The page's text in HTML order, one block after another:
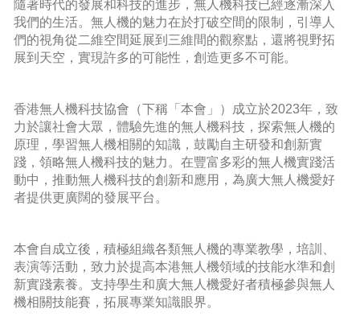
隨著時代的發展和科技的進步，無人機科技已經逐漸深入
我們的生活。無人機的魅力在於打破空間的限制，引導人
們的視角從二維空間延展到三維間的觀察點，還將視野拓
展到天空，實現許多的可能性，創造更多不可能。
香港無人機科技協會（下稱「本會」）成立於2023年，致
力於讓社會大眾，體驗先進的無人機科技，探索無人機的
原理，學習無人機相關的知識，鼓勵自主研發和創新實
踐，領略無人機科技的魅力。在豐富多彩的無人機實踐活
動中，推動無人機科技的創新和應用，為廣大無人機愛好
者提供更廣闊的發展平台。
本會自成立後，積極組織各類無人機的專業教學，培訓、
表演等活動，致力於提高本港無人機領域的技能水準和創
新實踐素養。支持學生和廣大無人機愛好者積極參與無人
機相關技能賽，拓展專業知識眼界。